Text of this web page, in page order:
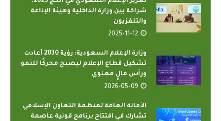
شراكة بين وزارة الداخلية وهيئة الإذاعة
والتلفزيون
2025-11-12
وزارة الإعلام السعودية: رؤية 2030 أعادت
تشكيل قطاع الإعلام ليصبح محركًا للنمو
ورأس مالٍ معنوي
2026-05-09
الأمانة العامة لمنظمة التعاون الإسلامي
تشارك في افتتاح برنامج قونية عاصمة